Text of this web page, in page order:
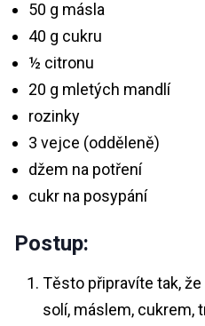
50 g másla
40 g cukru
½ citronu
20 g mletých mandlí
rozinky
3 vejce (odděleně)
džem na potření
cukr na posypání
Postup:
Těsto připravíte tak,
solí, máslem, cukrem,